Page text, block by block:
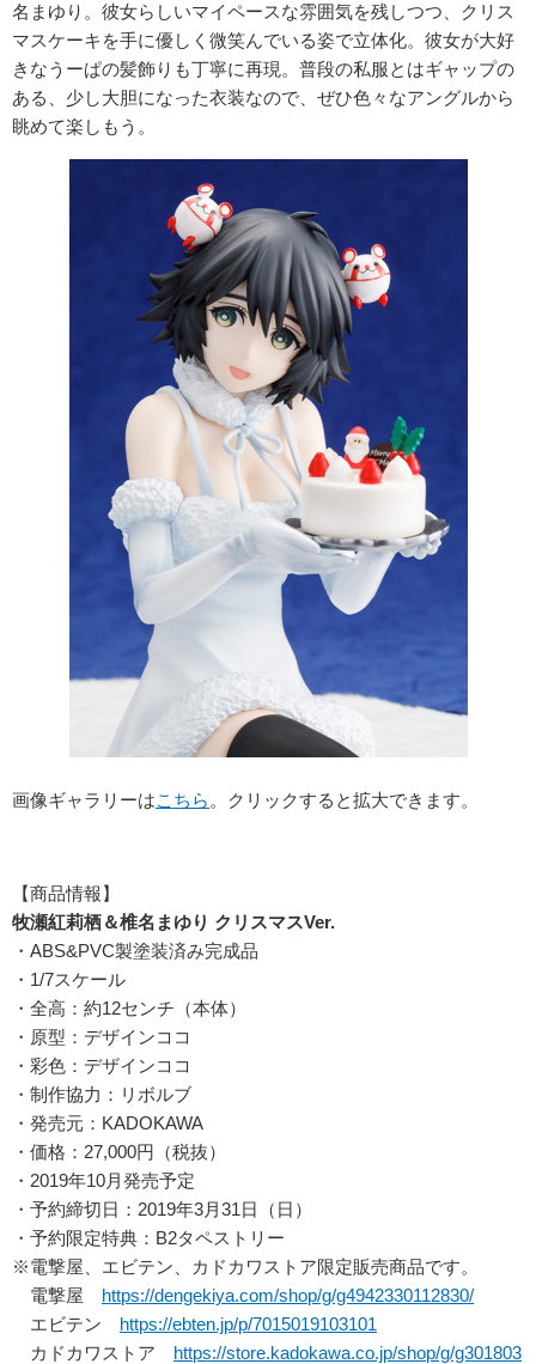
名まゆり。彼女らしいマイペースな雰囲気を残しつつ、クリス
マスケーキを手に優しく微笑んでいる姿で立体化。彼女が大好
きなうーぱの髪飾りも丁寧に再現。普段の私服とはギャップの
ある、少し大胆になった衣装なので、ぜひ色々なアングルから
眺めて楽しもう。
画像ギャラリーはこちら 。クリックすると拡大できます。
【商品情報】
牧瀬紅莉栖＆椎名まゆり クリスマスVer.
・ABS&PVC製塗装済み完成品
・1/7スケール
・全高：約12センチ（本体）
・原型：デザインココ
・彩色：デザインココ
・制作協力：リボルブ
・発売元：KADOKAWA
・価格：27,000円（税抜）
・2019年10月発売予定
・予約締切日：2019年3月31日（日）
・予約限定特典：B2タペストリー
※電撃屋、エビテン、カドカワストア限定販売商品です。
電撃屋 https://dengekiya.com/shop/g/g4942330112830/
エビテン https://ebten.jp/p/7015019103101
カドカワストア https://store.kadokawa.co.jp/shop/g/g301803